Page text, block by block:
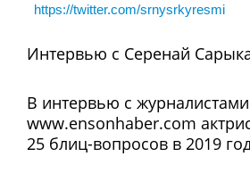
https://twitter.com/srnysrkyresmi
Интервью с Серенай
В интервью с журналистами
www.ensonhaber.com
25 блиц-вопросов в 2019